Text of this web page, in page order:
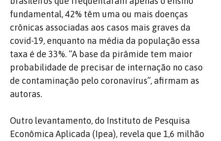
fundamental, 42% têm uma ou mais doenças
crônicas associadas aos casos mais graves da
covid-19, enquanto na média da população essa
taxa é de 33%. “A base da pirâmide tem maior
probabilidade de precisar de internação no caso
de contaminação pelo coronavírus”, afirmam as
autoras.
Outro levantamento, do Instituto de Pesquisa
Econômica Aplicada (Ipea), revela que 1,6 milhão